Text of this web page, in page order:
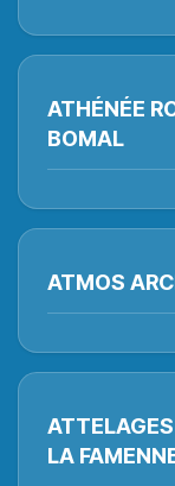
ATHÉNÉE
BOMAL
ATMOS
LA